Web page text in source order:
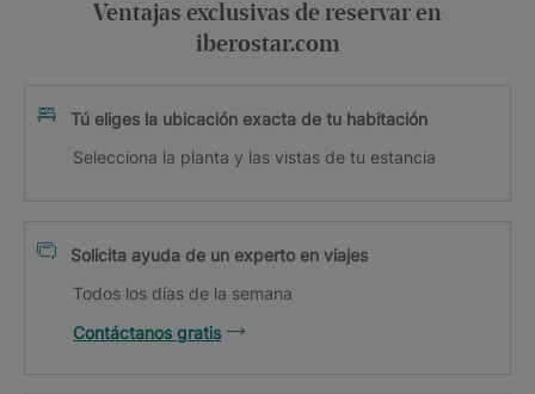
Ventajas exclusivas de reservar en
iberostar.com
Tú eliges la ubicación exacta de tu habitación
Selecciona la planta y las vistas de tu estancia
Solicita ayuda de un experto en viajes
Todos los días de la semana
Contáctanos gratis